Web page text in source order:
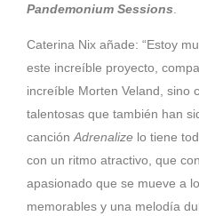
Pandemonium Sessions
Caterina Nix añade: “Estoy
este increíble proyecto,
increíble Morten Veland, sino
talentosas que también han
canción Adrenalize lo tiene
con un ritmo atractivo, que
apasionado que se mueve a
memorables y una melodía